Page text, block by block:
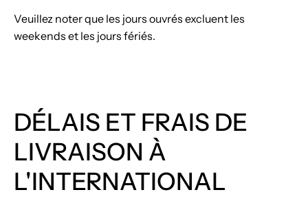
Veuillez noter que les jours ouvrés excluent les
weekends et les jours fériés.
DÉLAIS ET FRAIS DE
LIVRAISON À
L'INTERNATIONAL